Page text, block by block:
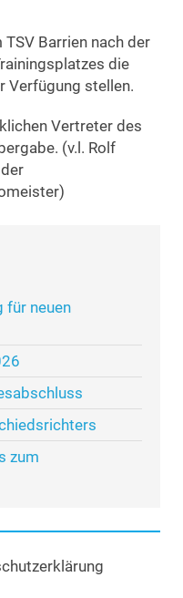
Barrien nach der
die
Verfügung stellen.
Vertreter des
(v.l. Rolf
für neuen
zum